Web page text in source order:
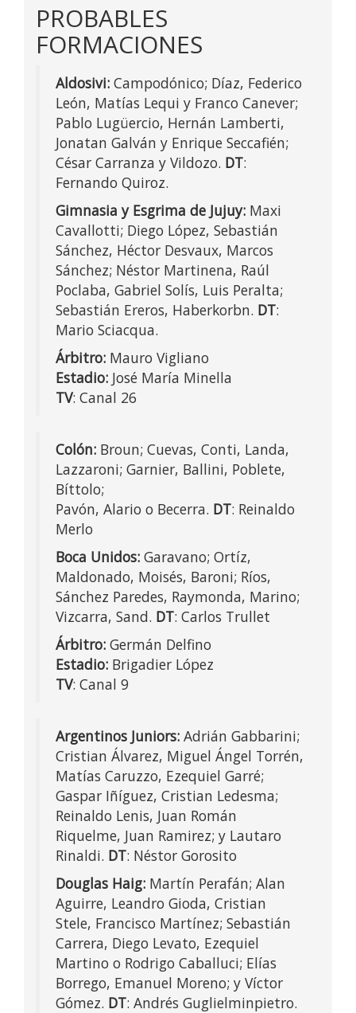
PROBABLES
FORMACIONES
Aldosivi: Campodónico; Díaz, Federico
León, Matías Lequi y Franco Canever;
Pablo Lugüercio, Hernán Lamberti,
Jonatan Galván y Enrique Seccafién;
César Carranza y Vildozo. DT:
Fernando Quiroz.
Gimnasia y Esgrima de Jujuy: Maxi
Cavallotti; Diego López, Sebastián
Sánchez, Héctor Desvaux, Marcos
Sánchez; Néstor Martinena, Raúl
Poclaba, Gabriel Solís, Luis Peralta;
Sebastián Ereros, Haberkorbn. DT:
Mario Sciacqua.
Árbitro: Mauro Vigliano
Estadio: José María Minella
TV: Canal 26
Colón: Broun; Cuevas, Conti, Landa,
Lazzaroni; Garnier, Ballini, Poblete,
Bíttolo;
Pavón, Alario o Becerra. DT: Reinaldo
Merlo
Boca Unidos: Garavano; Ortíz,
Maldonado, Moisés, Baroni; Ríos,
Sánchez Paredes, Raymonda, Marino;
Vizcarra, Sand. DT: Carlos Trullet
Árbitro: Germán Delfino
Estadio: Brigadier López
TV: Canal 9
Argentinos Juniors: Adrián Gabbarini;
Cristian Álvarez, Miguel Ángel Torrén,
Matías Caruzzo, Ezequiel Garré;
Gaspar Iñíguez, Cristian Ledesma;
Reinaldo Lenis, Juan Román
Riquelme, Juan Ramirez; y Lautaro
Rinaldi. DT: Néstor Gorosito
Douglas Haig: Martín Perafán; Alan
Aguirre, Leandro Gioda, Cristian
Stele, Francisco Martínez; Sebastián
Carrera, Diego Levato, Ezequiel
Martino o Rodrigo Caballuci; Elías
Borrego, Emanuel Moreno; y Víctor
Gómez. DT: Andrés Guglielminpietro.